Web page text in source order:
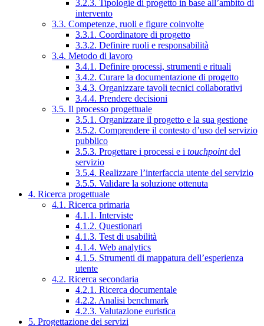
3.2.3. Tipologie di progetto in base all’ambito di
intervento
3.3. Competenze, ruoli e figure coinvolte
3.3.1. Coordinatore di progetto
3.3.2. Definire ruoli e responsabilità
3.4. Metodo di lavoro
3.4.1. Definire processi, strumenti e rituali
3.4.2. Curare la documentazione di progetto
3.4.3. Organizzare tavoli tecnici collaborativi
3.4.4. Prendere decisioni
3.5. Il processo progettuale
3.5.1. Organizzare il progetto e la sua gestione
3.5.2. Comprendere il contesto d’uso del servizio
pubblico
3.5.3. Progettare i processi e i touchpointdel
servizio
3.5.4. Realizzare l’interfaccia utente del servizio
3.5.5. Validare la soluzione ottenuta
4. Ricerca progettuale
4.1. Ricerca primaria
4.1.1. Interviste
4.1.2. Questionari
4.1.3. Test di usabilità
4.1.4. Web analytics
4.1.5. Strumenti di mappatura dell’esperienza
utente
4.2. Ricerca secondaria
4.2.1. Ricerca documentale
4.2.2. Analisi benchmark
4.2.3. Valutazione euristica
5. Progettazione dei servizi